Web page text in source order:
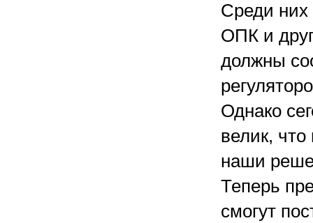
Среди них
ОПК и
должны
Однако
велик,
наши
Теперь
смогут